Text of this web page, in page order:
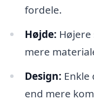
fordele.
Højde:
mere
Design:
end mere